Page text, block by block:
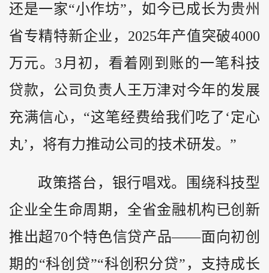
还是一家“小作坊”，如今已成长为贵州
省专精特新企业，2025年产值突破4000
万元。3月初，看着刚到账的一笔科技
贷款，公司负责人王万津对今年的发展
充满信心，“这笔经费给我们吃了‘定心
丸’，将有力推动公司的技术研发。”
政策搭台，银行唱戏。围绕科技型
企业全生命周期，全省金融机构已创新
推出超70个特色信贷产品——面向初创
期的“科创贷”“科创积分贷”，支持成长